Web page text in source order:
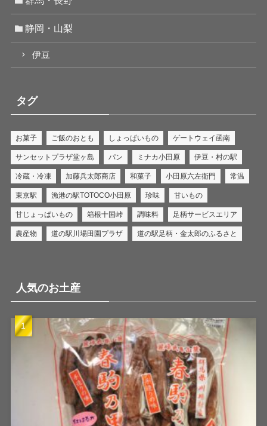
静岡・山梨
伊豆
タグ
お菓子 ご飯のおとも しょっぱいもの ゲートウェイ函南
サンセットプラザ堂ヶ島 パン ミナカ小田原 伊豆・村の駅
冷蔵・冷凍 加藤兵太郎商店 和菓子 小田原六左衛門 常温
東京駅 漁港の駅TOTOCO小田原 珍味 甘いもの
甘じょっぱいもの 箱根十国峠 調味料 足柄サービスエリア
農産物 道の駅川場田園プラザ 道の駅足柄・金太郎のふるさと
人気のお土産